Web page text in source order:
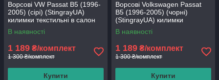
Ворсові VW Passat B5 (1996-
2005) (сірі) (StingrayUA)
килимки текстильні в салон
авто
В наявності
1 189 ₴/комплект
1 300 ₴/комплект
Купити
Ворсові Volkswagen Passat
B5 (1996-2005) (чорні)
(StingrayUA) килимки
текстильні в салон авто
В наявності
1 189 ₴/комплект
1 300 ₴/комплект
Купити